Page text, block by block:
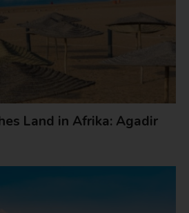
Land in Afrika: Agadir